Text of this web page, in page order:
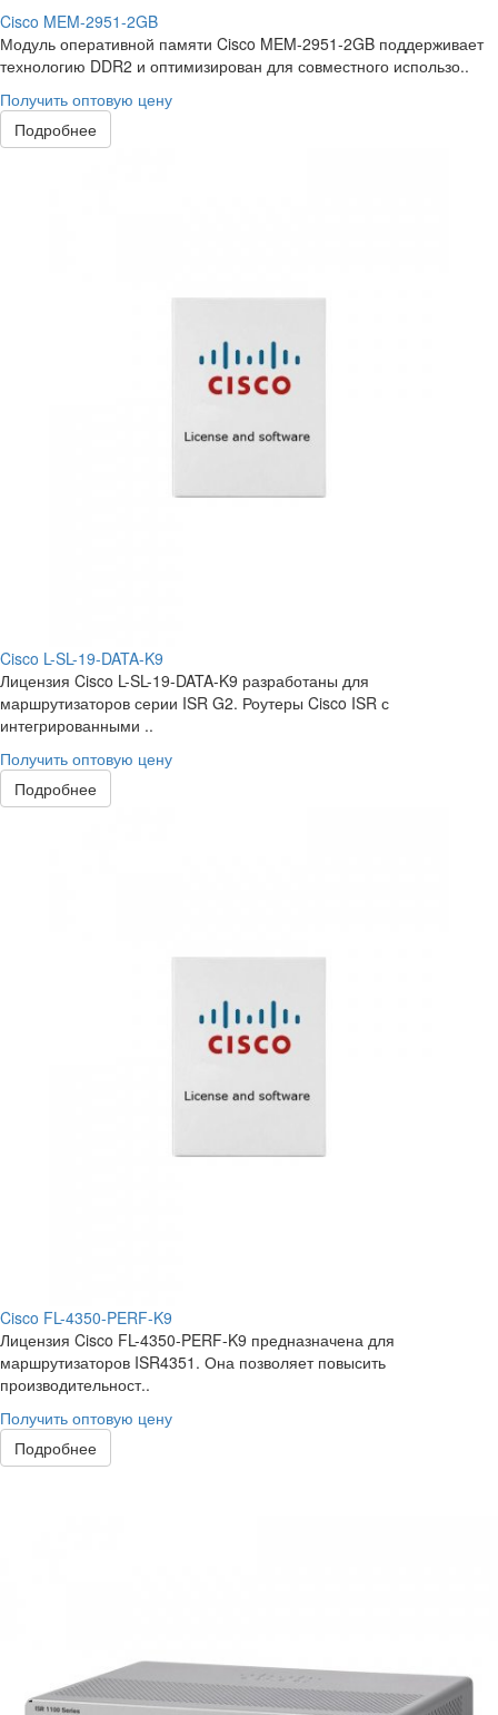
Cisco MEM-2951-2GB
Модуль оперативной памяти Cisco MEM-2951-2GB поддерживает
технологию DDR2 и оптимизирован для совместного использо..
Получить оптовую цену
Подробнее
Cisco L-SL-19-DATA-K9
Лицензия Cisco L-SL-19-DATA-K9 разработаны для
маршрутизаторов серии ISR G2. Роутеры Cisco ISR с
интегрированными ..
Получить оптовую цену
Подробнее
Cisco FL-4350-PERF-K9
Лицензия Cisco FL-4350-PERF-K9 предназначена для
маршрутизаторов ISR4351. Она позволяет повысить
производительност..
Получить оптовую цену
Подробнее